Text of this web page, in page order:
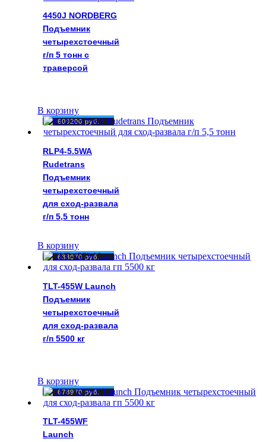
4450J NORDBERG
Подъемник
четырехстоечный
г/п 5 тонн c
траверсой
В корзину
RLP4-5.5WA
Rudetrans
Подъемник
четырехстоечный
для сход-развала
г/п 5,5 тонн
609200 руб.
В корзину
TLT-455W Launch
Подъемник
четырехстоечный
для сход-развала
г/п 5500 кг
633070руб.
В корзину
TLT-455WF
Launch
678970руб.